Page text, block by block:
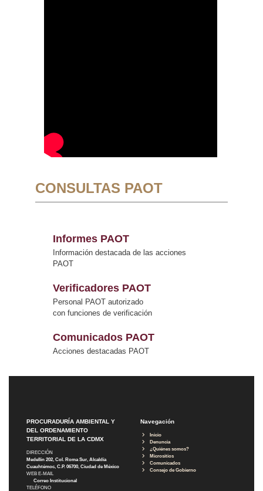
CONSULTAS PAOT
Informes PAOT
Información destacada de las acciones
PAOT
Verificadores PAOT
Personal PAOT autorizado
con funciones de verificación
Comunicados PAOT
Acciones destacadas PAOT
PROCURADURÍA AMBIENTAL Y
DEL ORDENAMIENTO
TERRITORIAL DE LA CDMX
DIRECCIÓN
Medellín 202, Col. Roma Sur, Alcaldía
Cuauhtémoc, C.P. 06700, Ciudad de México
WEB E-MAIL
Correo Institucional
TELÉFONO
Navegación
Inicio
Denuncia
¿Quiénes somos?
Micrositios
Comunicados
Consejo de Gobierno